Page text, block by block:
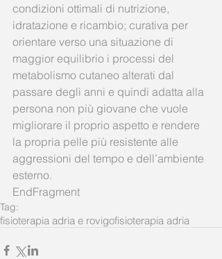
condizioni ottimali di nutrizione,
idratazione e ricambio; curativa per
orientare verso una situazione di
maggior equilibrio i processi del
metabolismo cutaneo alterati dal
passare degli anni e quindi adatta alla
persona non più giovane che vuole
migliorare il proprio aspetto e rendere
la propria pelle più resistente alle
aggressioni del tempo e dell’ambiente
esterno.
EndFragment
Tag:
fisioterapia adria e rovigofisioterapia adria